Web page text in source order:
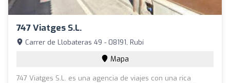
747 Viatges S.L.
Carrer de Llobateras 49 - 08191, Rubí
Mapa
747 Viatges S.L. es una agencia de viajes con una rica